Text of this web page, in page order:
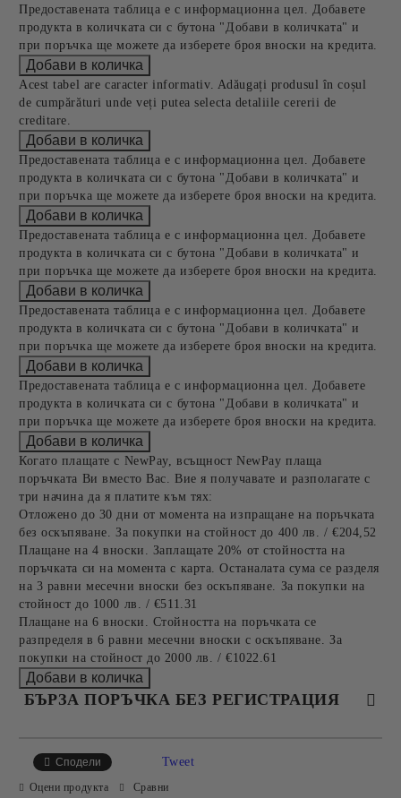
Предоставената таблица е с информационна цел. Добавете
продукта в количката си с бутона "Добави в количката" и
при поръчка ще можете да изберете броя вноски на кредита.
Acest tabel are caracter informativ. Adăugați produsul în coșul
de cumpărături unde veți putea selecta detaliile cererii de
creditare.
Предоставената таблица е с информационна цел. Добавете
продукта в количката си с бутона "Добави в количката" и
при поръчка ще можете да изберете броя вноски на кредита.
Предоставената таблица е с информационна цел. Добавете
продукта в количката си с бутона "Добави в количката" и
при поръчка ще можете да изберете броя вноски на кредита.
Предоставената таблица е с информационна цел. Добавете
продукта в количката си с бутона "Добави в количката" и
при поръчка ще можете да изберете броя вноски на кредита.
Предоставената таблица е с информационна цел. Добавете
продукта в количката си с бутона "Добави в количката" и
при поръчка ще можете да изберете броя вноски на кредита.
Когато плащате с NewPay, всъщност NewPay плаща
поръчката Ви вместо Вас. Вие я получавате и разполагате с
три начина да я платите към тях:
Отложено до 30 дни от момента на изпращане на поръчката
без оскъпяване. За покупки на стойност до 400 лв. / €204,52
Плащане на 4 вноски. Заплащате 20% от стойността на
поръчката си на момента с карта. Останалата сума се разделя
на 3 равни месечни вноски без оскъпяване. За покупки на
стойност до 1000 лв. / €511.31
Плащане на 6 вноски. Стойността на поръчката се
разпределя в 6 равни месечни вноски с оскъпяване. За
покупки на стойност до 2000 лв. / €1022.61
БЪРЗА ПОРЪЧКА БЕЗ РЕГИСТРАЦИЯ
Сподели
Tweet
Оцени продукта Сравни